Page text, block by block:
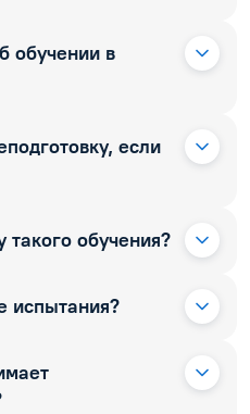
обучении в
если
обучения?
испытания?